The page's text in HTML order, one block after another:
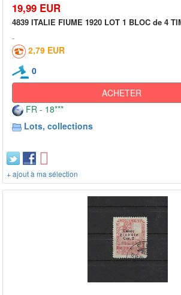
19,99 EUR
4839 ITALIE FIUME 1920 LOT 1 BLOC de 4
2,79 EUR
0
ACHETER
FR - 18***
Lots, collections
+ ajout à ma sélection